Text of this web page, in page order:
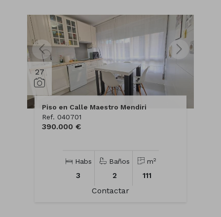
27
Piso en Calle Maestro Mendiri
Ref. 040701
390.000 €
Habs
3
Baños
2
m2
111
Contactar